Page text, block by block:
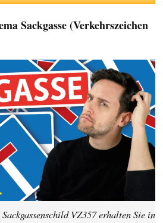
Sackgasse (Verkehrszeichen
VZ357 erhalten Sie in